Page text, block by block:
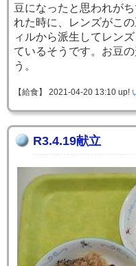
豆になったと思われが
れた時に、レンズがこ
ィルから派生してレン
ているそうです。お豆
う。
【給食】 2021-04-20 13:10 up!
R3.4.19献立